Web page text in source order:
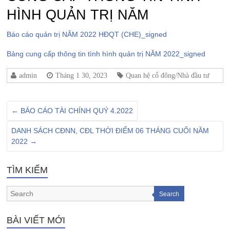
HÌNH QUẢN TRỊ NĂM
Báo cáo quản trị NĂM 2022 HĐQT (CHE)_signed
Bảng cung cấp thông tin tình hình quản trị NĂM 2022_signed
admin Tháng 1 30, 2023 Quan hệ cổ đông/Nhà đầu tư
← BÁO CÁO TÀI CHÍNH QUÝ 4.2022
DANH SÁCH CĐNN, CĐL THỜI ĐIỂM 06 THÁNG CUỐI NĂM
2022 →
TÌM KIẾM
Search
BÀI VIẾT MỚI